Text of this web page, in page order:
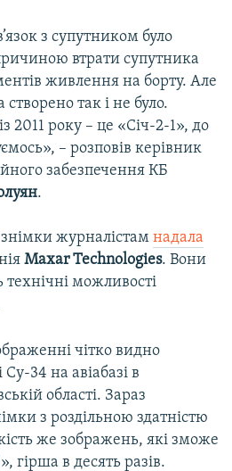
з супутником було
втрати супутника
живлення на борту. Але
так і не було.
2011 року – це «Січ-2-1», до
– розповів керівник
забезпечення КБ
.
знімки журналістам надала
Maxar Technologies. Вони
можливості
чітко видно
34 на авіабазі в
області. Зараз
з роздільною здатністю
же зображень, які зможе
гірша в десять разів.